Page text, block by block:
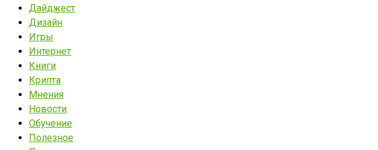
Дайджест
Дизайн
Игры
Интернет
Книги
Крипта
Мнения
Новости
Обучение
Полезное